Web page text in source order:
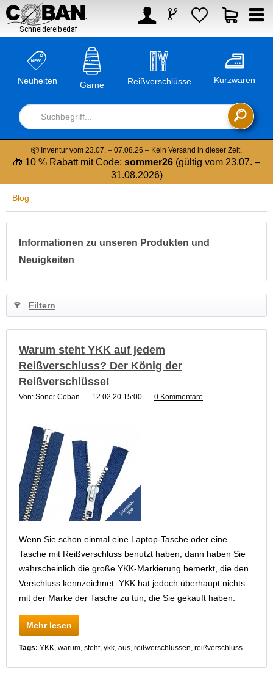
 

Neuheiten Garne

Reißverschlüsse Kurzwaren
📦 Inventur vom 23.07. – 07.08.26 – Kein Versand in dieser Zeit.
🎁 10 % Rabatt mit Code: sommer26 (gültig vom 23.07. –
31.08.2026)
Blog
Informationen zu unseren Produkten und
Neuigkeiten
Filtern
Warum steht YKK auf jedem
Reißverschluss? Der König der
Reißverschlüsse!
Von: Soner Coban 12.02.20 15:00 0 Kommentare
Wenn Sie schon einmal eine Laptop-Tasche oder eine
Tasche mit Reißverschluss benutzt haben, dann haben Sie
wahrscheinlich die große YKK-Markierung bemerkt, die den
Verschluss kennzeichnet. YKK hat jedoch überhaupt nichts
mit der Marke der Tasche zu tun, die Sie gekauft haben.
Mehr lesen
Tags: YKK, warum, steht, ykk, aus, reißverschlüssen, reißverschluss